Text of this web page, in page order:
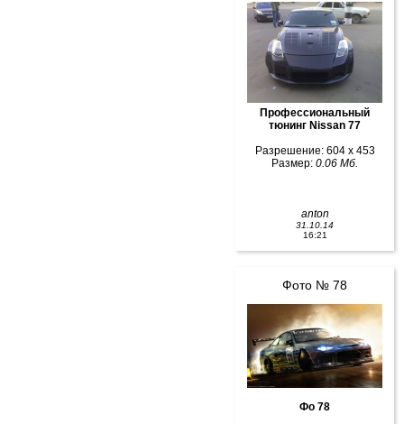
Профессиональный
тюнинг Nissan 77
Разрешение: 604 x 453
Размер: 0.06 Мб.
anton
31.10.14
16:21
Фото № 78
Фо 78